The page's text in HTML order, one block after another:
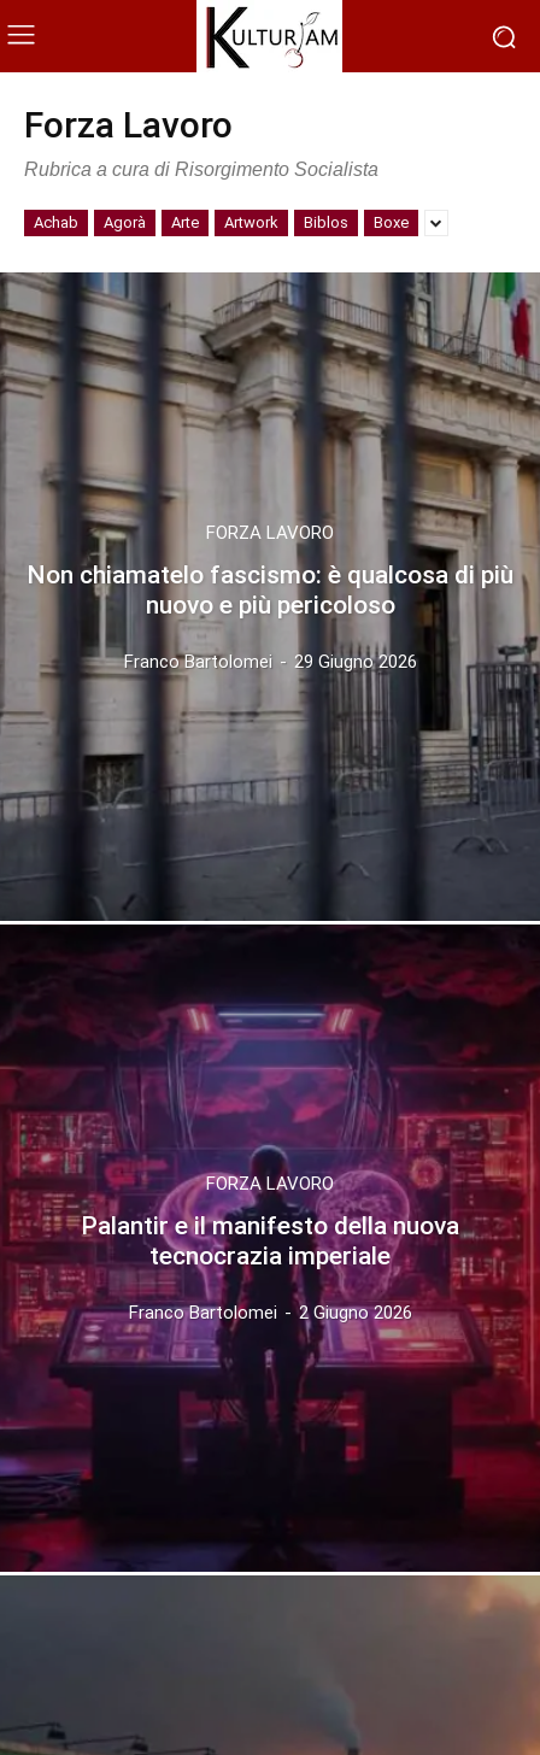
Forza Lavoro
Rubrica a cura di Risorgimento Socialista
Achab Agorà Arte Artwork Biblos Boxe
FORZA LAVORO
Non chiamatelo fascismo: è qualcosa di più
nuovo e più pericoloso
Franco Bartolomei - 29 Giugno 2026
FORZA LAVORO
Palantir e il manifesto della nuova
tecnocrazia imperiale
Franco Bartolomei - 2 Giugno 2026